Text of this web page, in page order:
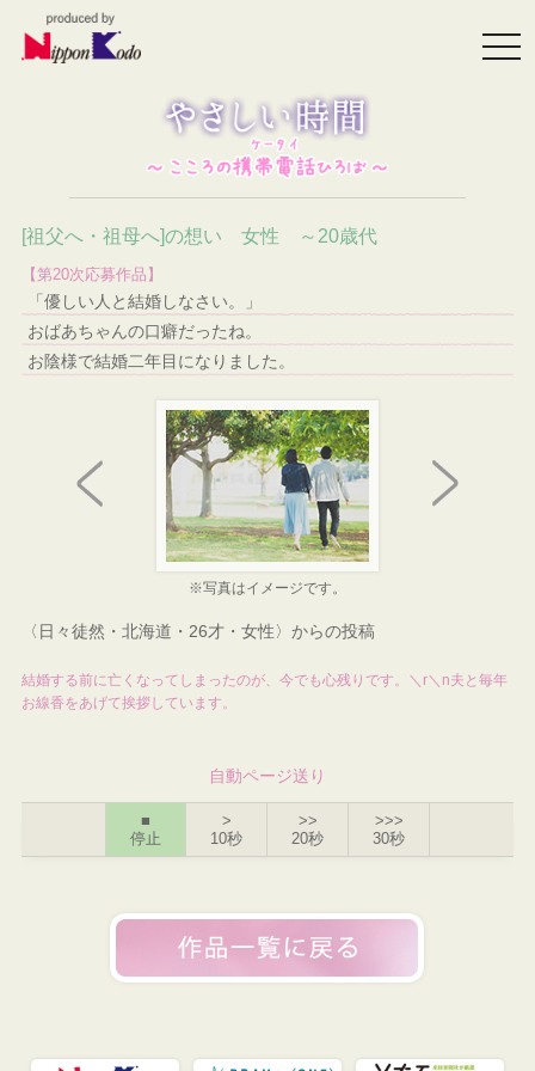
[祖父へ・祖母へ]の想い 女性 ～20歳代
【第20次応募作品】
「優しい人と結婚しなさい。」
おばあちゃんの口癖だったね。
お陰様で結婚二年目になりました。
※写真はイメージです。
〈日々徒然・北海道・26才・女性〉からの投稿
結婚する前に亡くなってしまったのが、今でも心残りです。＼r＼n夫と毎年
お線香をあげて挨拶しています。
自動ページ送り
■
停止
>
10秒
>>
20秒
>>>
30秒